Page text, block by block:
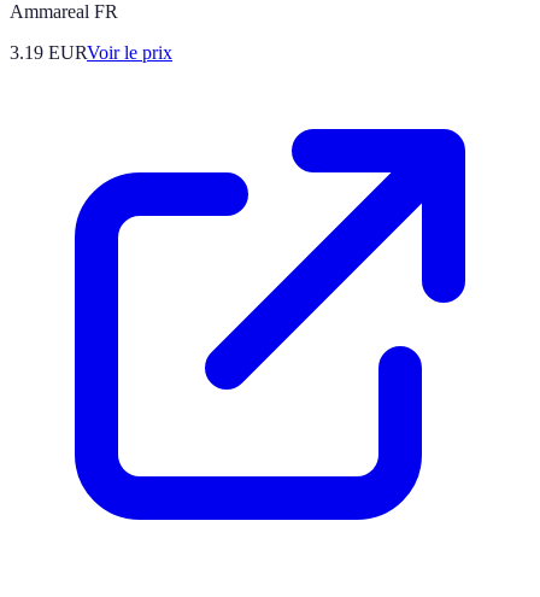
Ammareal FR
3.19 EURVoir le prix